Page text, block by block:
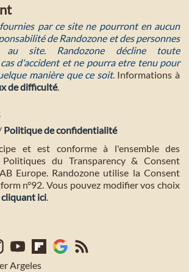
par ce site ne pourront en aucun
de Randozone et des personnes
au site. Randozone décline toute
d'accident et ne pourra etre tenu pour
manière que ce soit. Informations à
de difficulté.
Politique de confidentialité
et est conforme à l'ensemble des
du Transparency & Consent
Europe. Randozone utilise la Consent
n°92. Vous pouvez modifier vos choix
cliquant ici.
Argeles